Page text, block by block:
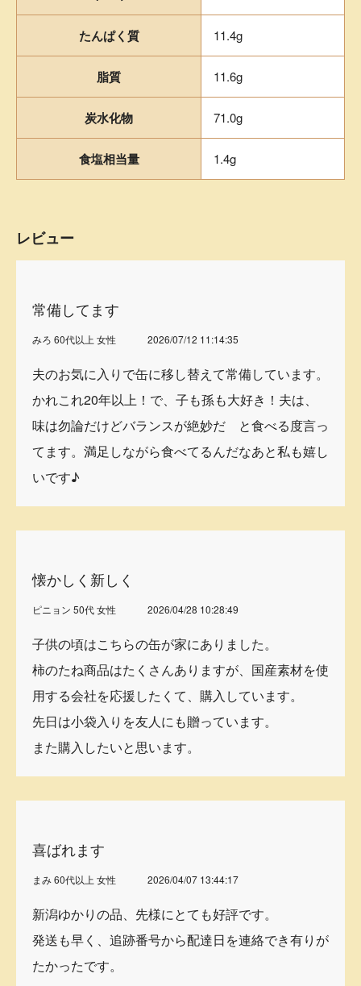
たんぱく質 11.4g
脂質 11.6g
炭水化物 71.0g
食塩相当量 1.4g
レビュー
常備してます
みろ 60代以上 女性 2026/07/12 11:14:35
夫のお気に入りで缶に移し替えて常備しています。
かれこれ20年以上！で、子も孫も大好き！夫は、
味は勿論だけどバランスが絶妙だ と食べる度言っ
てます。満足しながら食べてるんだなあと私も嬉し
いです♪
懐かしく新しく
ピニョン 50代 女性 2026/04/28 10:28:49
子供の頃はこちらの缶が家にありました。
柿のたね商品はたくさんありますが、国産素材を使
用する会社を応援したくて、購入しています。
先日は小袋入りを友人にも贈っています。
また購入したいと思います。
喜ばれます
まみ 60代以上 女性 2026/04/07 13:44:17
新潟ゆかりの品、先様にとても好評です。
発送も早く、追跡番号から配達日を連絡でき有りが
たかったです。